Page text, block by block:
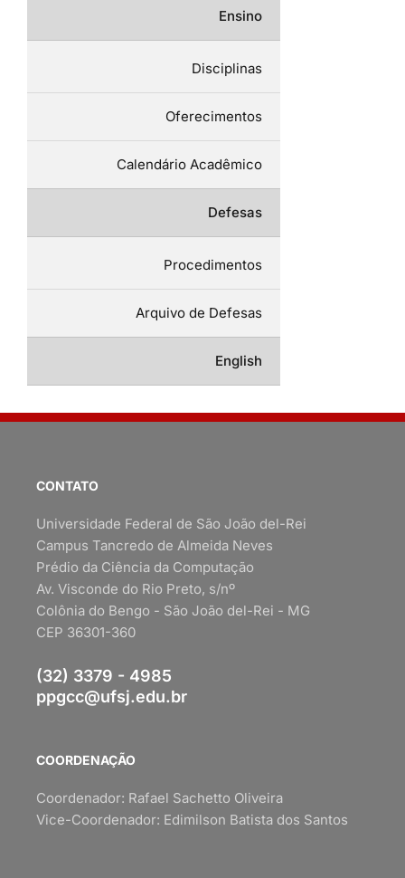
Ensino
Disciplinas
Oferecimentos
Calendário Acadêmico
Defesas
Procedimentos
Arquivo de Defesas
English
CONTATO
Universidade Federal de São João del-Rei
Campus Tancredo de Almeida Neves
Prédio da Ciência da Computação
Av. Visconde do Rio Preto, s/nº
Colônia do Bengo - São João del-Rei - MG
CEP 36301-360
(32) 3379 - 4985
ppgcc@ufsj.edu.br
COORDENAÇÃO
Coordenador: Rafael Sachetto Oliveira
Vice-Coordenador: Edimilson Batista dos Santos